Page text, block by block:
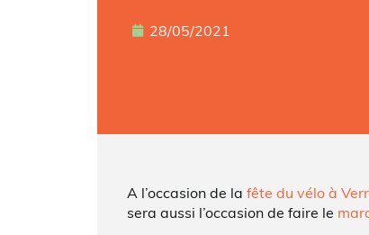
28/05/2021
A l’occasion de lafête du vélo à
sera aussi l’occasion de faire le